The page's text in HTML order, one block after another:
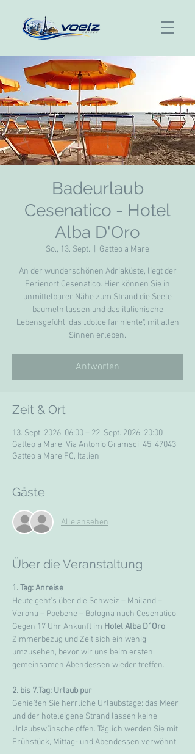
Badeurlaub
Cesenatico - Hotel
Alba D'Oro
So., 13. Sept. Gatteo a Mare
An der wunderschönen Adriaküste, liegt der
Ferienort Cesenatico. Hier können Sie in
unmittelbarer Nähe zum Strand die Seele
baumeln lassen und das italienische
Lebensgefühl, das „dolce far niente", mit allen
Sinnen erleben.
Antworten
Zeit & Ort
13. Sept. 2026, 06:00 – 22. Sept. 2026, 20:00
Gatteo a Mare, Via Antonio Gramsci, 45, 47043
Gatteo a Mare FC, Italien
Gäste
Alle ansehen
Über die Veranstaltung
1. Tag: Anreise
Heute geht’s über die Schweiz – Mailand –
Verona – Poebene – Bologna nach Cesenatico.
Gegen 17 Uhr Ankunft im Hotel Alba D´Oro.
Zimmerbezug und Zeit sich ein wenig
umzusehen, bevor wir uns beim ersten
gemeinsamen Abendessen wieder treffen.
2. bis 7.Tag: Urlaub pur
Genießen Sie herrliche Urlaubstage: das Meer
und der hoteleigene Strand lassen keine
Urlaubswünsche offen. Täglich werden Sie mit
Frühstück, Mittag- und Abendessen verwöhnt.